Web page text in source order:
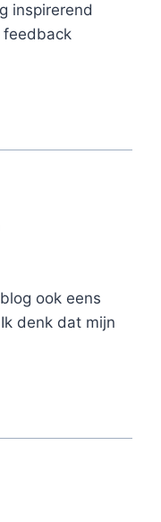
inspirerend
feedback
ook eens
denk dat mijn